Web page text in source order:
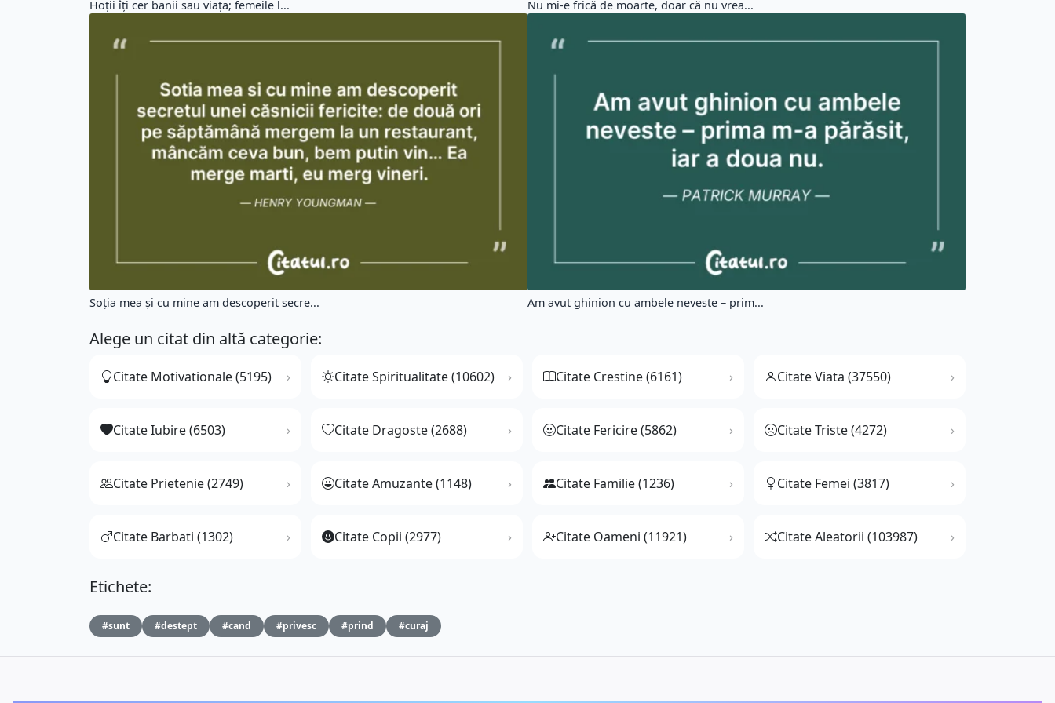
Hoții îți cer banii sau viața; femeile l... Nu mi-e frică de moarte, doar că nu vrea...
Soția mea și cu mine am descoperit secre... Am avut ghinion cu ambele neveste – prim...
Alege un citat din altă categorie:
Citate Motivationale (5195) Citate Spiritualitate (10602) Citate Crestine (6161) Citate Viata (37550)
Citate Iubire (6503) Citate Dragoste (2688) Citate Fericire (5862) Citate Triste (4272)
Citate Prietenie (2749) Citate Amuzante (1148) Citate Familie (1236) Citate Femei (3817)
Citate Barbati (1302) Citate Copii (2977) Citate Oameni (11921) Citate Aleatorii (103987)
Etichete:
#sunt #destept #cand #privesc #prind #curaj